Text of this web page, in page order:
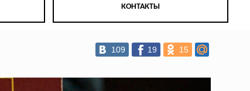
КОНТАКТЫ
109 19 15